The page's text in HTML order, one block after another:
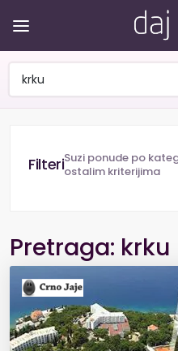
Suzi ponude po
ostalim kriterijima
Pretraga: krku